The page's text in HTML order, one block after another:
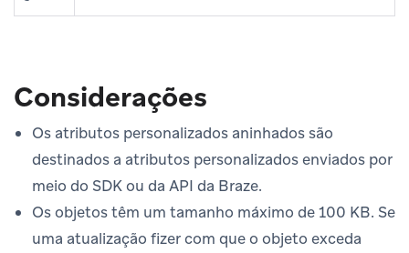
Considerações
Os atributos personalizados aninhados são
destinados a atributos personalizados enviados por
meio do SDK ou da API da Braze.
Os objetos têm um tamanho máximo de 100 KB. Se
uma atualização fizer com que o objeto exceda